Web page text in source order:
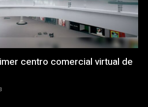
centro comercial virtual de